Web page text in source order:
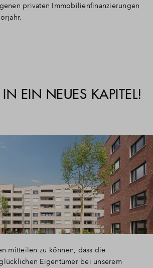
privaten Immobilienfinanzierungen
IN EIN NEUES KAPITEL!
mitteilen zu können, dass die
Eigentümer bei unserem